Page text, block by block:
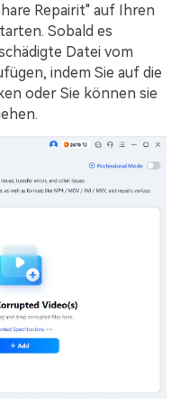
Repairit" auf Ihren
Sobald es
Datei vom
indem Sie auf die
oder Sie können sie